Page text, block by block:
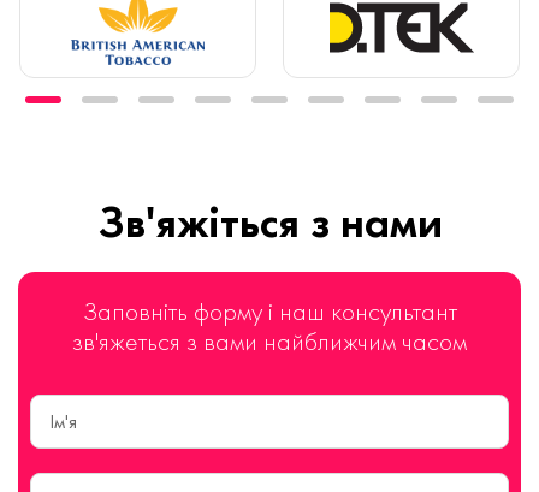
Зв'яжіться з нами
Заповніть форму і наш консультант
зв'яжеться з вами найближчим часом